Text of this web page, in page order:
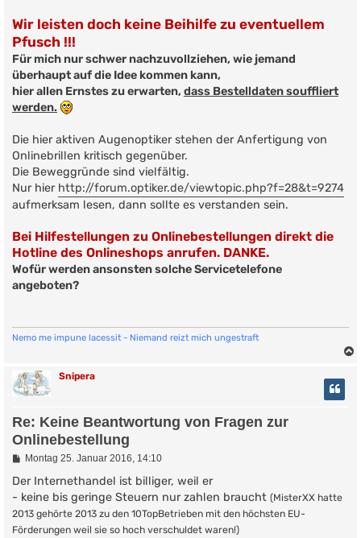
t
r
a
g
.
Wir leisten doch keine Beihilfe zu eventuellem
Pfusch !!!
Für mich nur schwer nachzuvollziehen, wie jemand
überhaupt auf die Idee kommen kann,
hier allen Ernstes zu erwarten, dass Bestelldaten souf­f­lie­rt
werden.
Die hier aktiven Augenoptiker stehen der Anfertigung von
Onlinebrillen kritisch gegenüber.
Die Beweggründe sind vielfältig.
Nur hier http://forum.optiker.de/viewtopic.php?f=28&t=9274
aufmerksam lesen, dann sollte es verstanden sein.
Bei Hilfestellungen zu Onlinebestellungen direkt die
Hotline des Onlineshops anrufen. DANKE.
Wofür werden ansonsten solche Servicetelefone
angeboten?
.
Nemo me impune lacessit - Niemand reizt mich ungestraft
Snipera
Re: Keine Beantwortung von Fragen zur
Onlinebestellung
B
i
t
r
a
g
Montag 25. Januar 2016, 14:10
Der Internethandel ist billiger, weil er
- keine bis geringe Steuern nur zahlen braucht (MisterXX hatte
2013 gehörte 2013 zu den 10TopBetrieben mit den höchsten EU-
Förderungen weil sie so hoch verschuldet waren!)